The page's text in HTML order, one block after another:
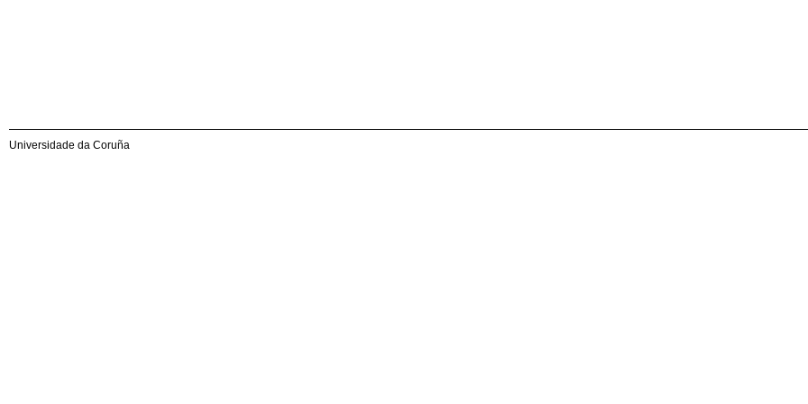
Universidade da Coruña